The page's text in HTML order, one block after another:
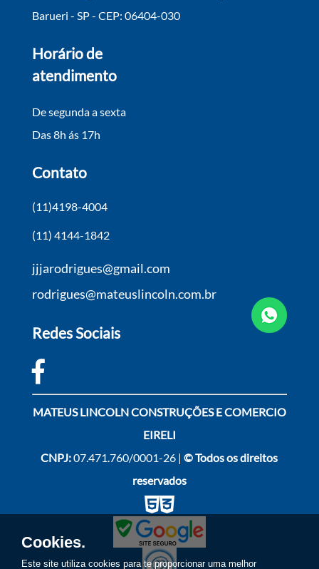
Barueri - SP - CEP: 06404-030
Horário de
atendimento
De segunda a sexta
Das 8h ás 17h
Contato
(11)4198-4004
(11) 4144-1842
jjjarodrigues@gmail.com
rodrigues@mateuslincoln.com.br
Redes Sociais
MATEUS LINCOLN CONSTRUÇÕES E COMERCIO
EIRELI
CNPJ:07.471.760/0001-26 |© Todos os direitos
reservados
Cookies.
Este site utiliza cookies para te proporcionar uma melhor